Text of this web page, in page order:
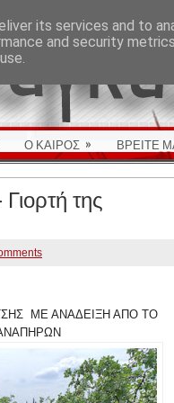
Ο ΚΑΙΡΟΣ » ΒΡΕΙΤΕ
της
ΜΕ ΑΝΑΔΕΙΞΗ ΑΠΟ ΤΟ
its services and to
and security